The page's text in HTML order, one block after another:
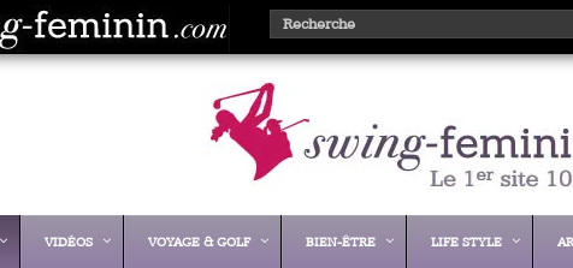
VIDÉOS VOYAGE & GOLF BIEN-ÊTRE LIFE STYLE